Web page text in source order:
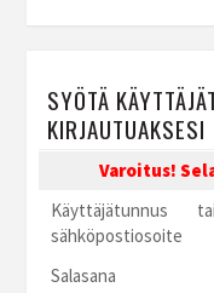
SYÖTÄ
KIRJAUTUAKSESI
Varoitus!
Käyttäjätunnus tai
sähköpostiosoite
Salasana